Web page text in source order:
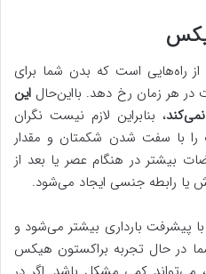
از راه‌هایی است که بدن شما برای
هر زمان رخ دهد. بااین‌حال این
، بنابراین لازم نیست نگران
را با سفت شدن شکمتان و مقدار
بیشتر در هنگام عصر یا بعد از
یا رابطه جنسی ایجاد می‌شود.
پیشرفت بارداری بیشتر می‌شود و
در حال تجربه براکستون هیکس